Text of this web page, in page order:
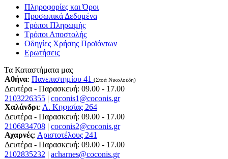
Πληροφορίες και Όροι
Προσωπικά Δεδομένα
Τρόποι Πληρωμής
Τρόποι Αποστολής
Οδηγίες Χρήσης Προϊόντων
Ερωτήσεις
Τα Καταστήματα μας
Αθήνα: Πανεπιστημίου 41 (Στοά Νικολούδη)
Δευτέρα - Παρασκευή: 09.00 - 17.00
2103226355 | coconis1@coconis.gr
Χαλάνδρι: Λ. Κηφισίας 264
Δευτέρα - Παρασκευή: 09.00 - 17.00
2106834708 | coconis2@coconis.gr
Αχαρνές: Αριστοτέλους 241
Δευτέρα - Παρασκευή: 09.00 - 17.00
2102835232 | acharnes@coconis.gr